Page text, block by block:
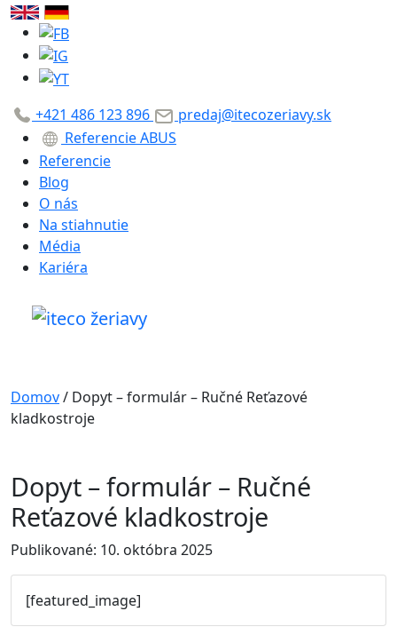
+421 486 123 896
predaj@itecozeriavy.sk
Referencie ABUS
Referencie
Blog
O nás
Na stiahnutie
Média
Kariéra
Domov/ Dopyt – formulár – Ručné Reťazové
kladkostroje
Dopyt – formulár – Ručné
Reťazové kladkostroje
Publikované: 10. októbra 2025
[featured_image]